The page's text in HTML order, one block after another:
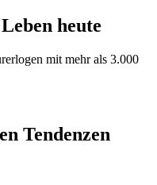
heute
mit mehr als 3.000
Tendenzen